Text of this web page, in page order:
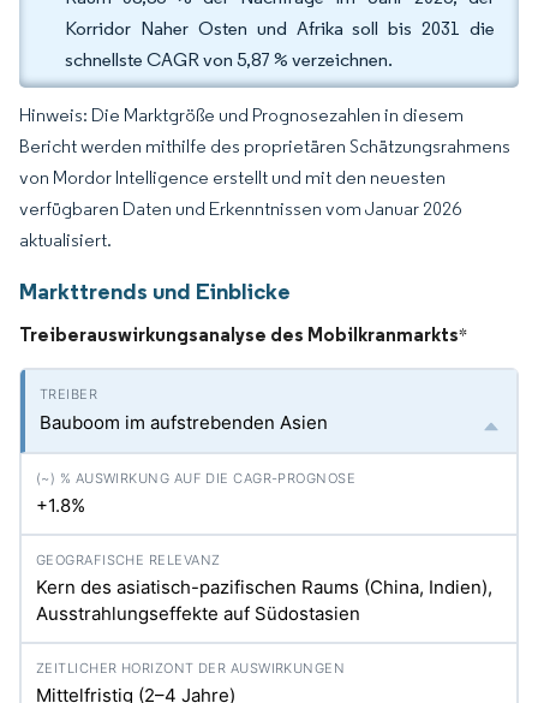
Korridor Naher Osten und Afrika soll bis 2031 die
schnellste CAGR von 5,87 % verzeichnen.
Hinweis: Die Marktgröße und Prognosezahlen in diesem
Bericht werden mithilfe des proprietären Schätzungsrahmens
von Mordor Intelligence erstellt und mit den neuesten
verfügbaren Daten und Erkenntnissen vom Januar 2026
aktualisiert.
Markttrends und Einblicke
Treiberauswirkungsanalyse des Mobilkranmarkts*
Bauboom im aufstrebenden Asien
+1.8%
Kern des asiatisch-pazifischen Raums (China, Indien),
Ausstrahlungseffekte auf Südostasien
Mittelfristig (2–4 Jahre)